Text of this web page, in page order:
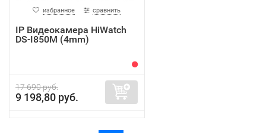
избранное сравнить
IP Видеокамера HiWatch
DS-I850M (4mm)
17 690 руб.
9 198,80 руб.